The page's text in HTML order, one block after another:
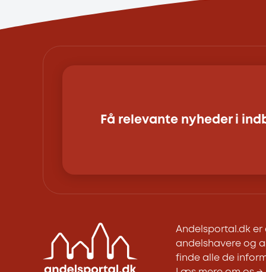
Få relevante nyheder i
Andelsportal.dk er
andelshavere og
finde alle de